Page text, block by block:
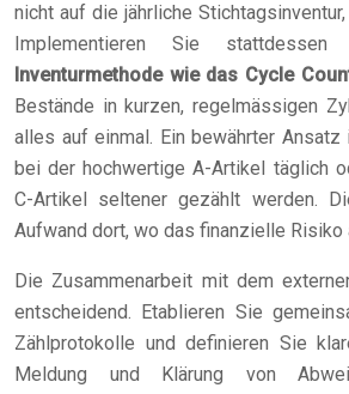
nicht auf die jährliche
Implementieren Sie
Inventurmethode wie das Cycle
Bestände in kurzen, regelmässigen
alles auf einmal. Ein bewährter Ansatz
bei der hochwertige A-Artikel täglich
C-Artikel seltener gezählt werden.
Aufwand dort, wo das finanzielle Risiko
Die Zusammenarbeit mit dem
entscheidend. Etablieren Sie
Zählprotokolle und definieren Sie
Meldung und Klärung von